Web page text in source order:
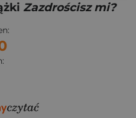
Zazdrościsz mi?